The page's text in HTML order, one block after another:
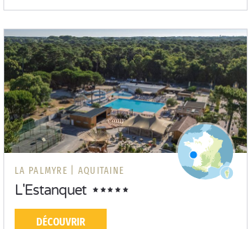
LA PALMYRE | AQUITAINE
L'Estanquet
DÉCOUVRIR